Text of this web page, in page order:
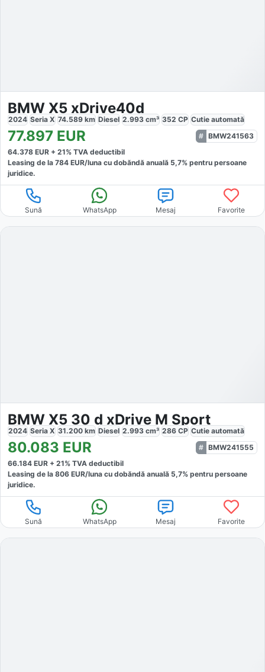
BMW X5 xDrive40d
2024 Seria X 74.589 km Diesel 2.993 cm³ 352 CP Cutie automată
77.897 EUR
BMW241563
64.378 EUR + 21% TVA deductibil
Leasing de la 784 EUR/luna cu dobăndă anuală 5,7% pentru persoane
juridice.
Sună WhatsApp Mesaj Favorite
BMW X5 30 d xDrive M Sport
2024 Seria X 31.200 km Diesel 2.993 cm³ 286 CP Cutie automată
80.083 EUR
BMW241555
66.184 EUR + 21% TVA deductibil
Leasing de la 806 EUR/luna cu dobăndă anuală 5,7% pentru persoane
juridice.
Sună WhatsApp Mesaj Favorite